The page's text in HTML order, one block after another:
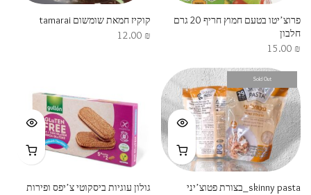
פרוצ’יטו בטעם חמוץ חריף 20 גרם
חלבון
15.00 ₪
קוקיז חמאת שומשום tamarai
12.00 ₪
Sold Out
skinny pasta_בצורת פטוצ’יני
גולון עוגיות ביסקוטי צ’יפס ופירות